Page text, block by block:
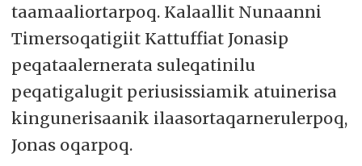
taamaaliortarpoq. Kalaallit Nunaanni
Timersoqatigiit Kattuffiat Jonasip
peqataalernerata suleqatinilu
peqatigalugit periusissiamik atuinerisa
kingunerisaanik ilaasortaqarnerulerpoq,
Jonas oqarpoq.